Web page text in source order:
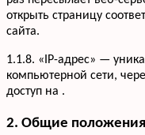
открыть страницу
сайта.
1.1.8. «IP-адрес» —
компьютерной сети,
доступ на .
2. Общие положения